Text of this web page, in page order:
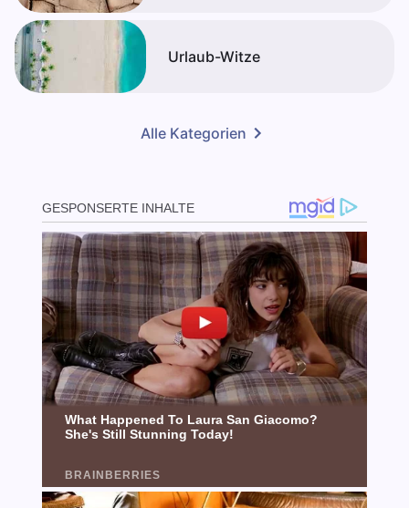
Urlaub-Witze
Alle Kategorien